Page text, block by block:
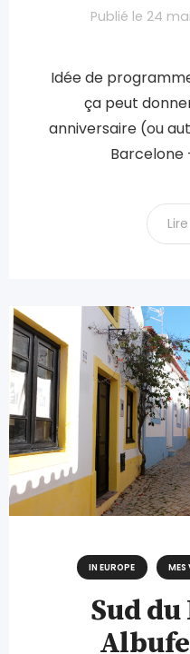
Publié le 24
Idée de
ça peut
anniversaire (ou
Barcelone
IN EUROPE MES
Sud